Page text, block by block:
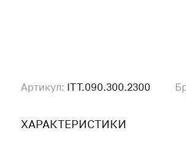
Артикул: ITT.090.300.2300
ХАРАКТЕРИСТИКИ